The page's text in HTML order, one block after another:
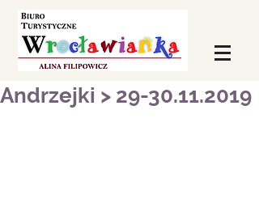
Andrzejki > 29-30.11.2019